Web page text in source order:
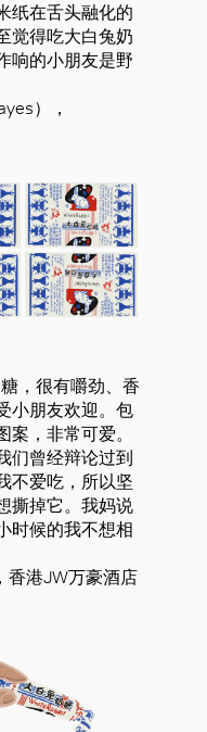
纸在舌头融化的
觉得吃大白兔奶
响的小朋友是野
），
，很有嚼劲、香
小朋友欢迎。包
，非常可爱。
们曾经辩论过到
不爱吃，所以坚
撕掉它。我妈说
时候的我不想相
香港JW万豪酒店